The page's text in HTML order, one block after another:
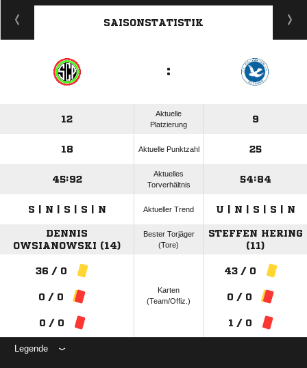
SAISONSTATISTIK
:
12
Aktuelle
Platzierung
9
18 Aktuelle Punktzahl 25
45:92
Aktuelles
Torverhältnis
54:84
S | N | S | S | N Aktueller Trend U | N | S | S | N
DENNIS
OWSIANOWSKI (14)
Bester Torjäger
(Tore)
STEFFEN HERING
(11)
36 / 0
0 / 0
0 / 0
Karten
(Team/Offiz.)
43 / 0
0 / 0
1 / 0
Legende